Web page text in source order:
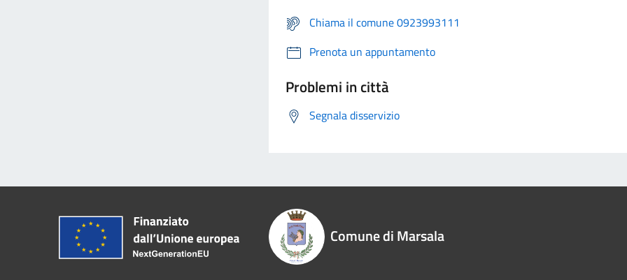
Chiama il comune 0923993111
Prenota un appuntamento
Problemi in città
Segnala disservizio
Comune di Marsala